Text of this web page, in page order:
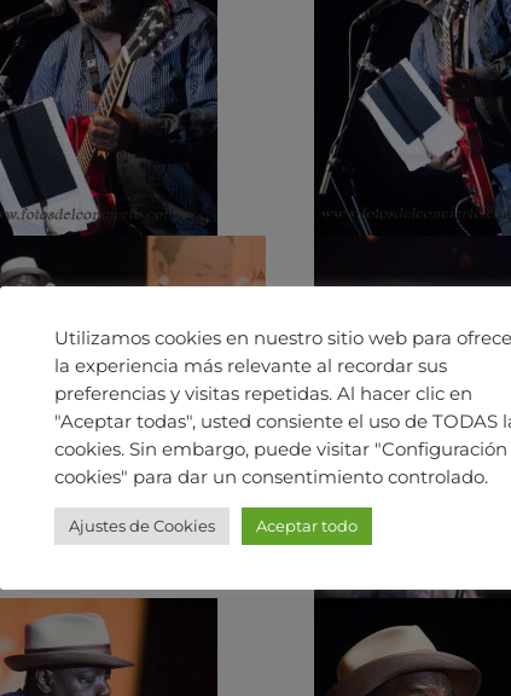
Utilizamos cookies en nuestro sitio web para
la experiencia más relevante al recordar sus
preferencias y visitas repetidas. Al hacer clic en
"Aceptar todas", usted consiente el uso de TODAS
cookies. Sin embargo, puede visitar
cookies" para dar un consentimiento controlado.
Ajustes de Cookies Aceptar todo